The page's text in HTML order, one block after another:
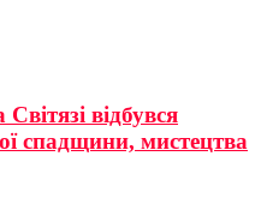
відбувся
спадщини, мистецтва